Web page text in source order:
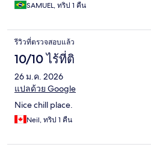
SAMUEL, ทริป 1 คืน
รีวิวที่ตรวจสอบแล้ว
10/10 ไร้ที่ติ
26 ม.ค. 2026
แปลด้วย Google
Nice chill place.
Neil, ทริป 1 คืน